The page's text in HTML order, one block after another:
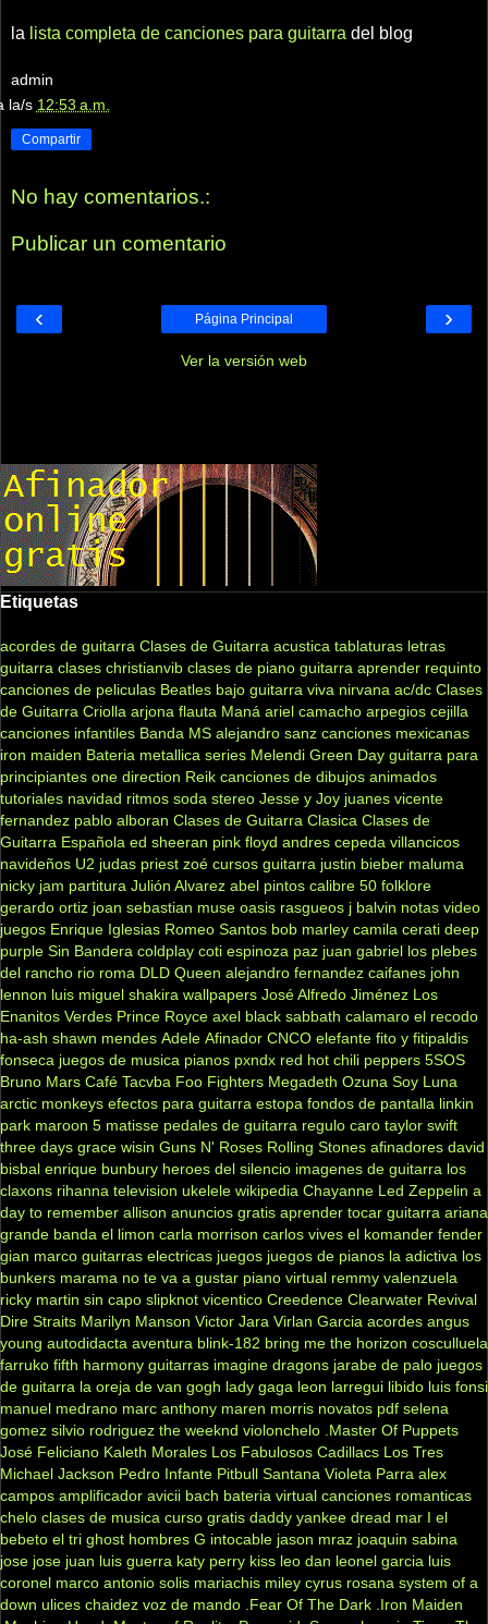
la lista completa de canciones para guitarra del blog
admin
la/s 12:53 a.m.
Compartir
No hay comentarios.:
Publicar un comentario
‹ ›
Página Principal
Ver la versión web
Etiquetas
acordes de guitarra Clases de Guitarra acustica tablaturas letras
guitarra clases christianvib clases de piano guitarra aprender requinto
canciones de peliculas Beatles bajo guitarra viva nirvana ac/dc Clases
de Guitarra Criolla arjona flauta Maná ariel camacho arpegios cejilla
canciones infantiles Banda MS alejandro sanz canciones mexicanas
iron maiden Bateria metallica series Melendi Green Day guitarra para
principiantes one direction Reik canciones de dibujos animados
tutoriales navidad ritmos soda stereo Jesse y Joy juanes vicente
fernandez pablo alboran Clases de Guitarra Clasica Clases de
Guitarra Española ed sheeran pink floyd andres cepeda villancicos
navideños U2 judas priest zoé cursos guitarra justin bieber maluma
nicky jam partitura Julión Alvarez abel pintos calibre 50 folklore
gerardo ortiz joan sebastian muse oasis rasgueos j balvin notas video
juegos Enrique Iglesias Romeo Santos bob marley camila cerati deep
purple Sin Bandera coldplay coti espinoza paz juan gabriel los plebes
del rancho rio roma DLD Queen alejandro fernandez caifanes john
lennon luis miguel shakira wallpapers José Alfredo Jiménez Los
Enanitos Verdes Prince Royce axel black sabbath calamaro el recodo
ha-ash shawn mendes Adele Afinador CNCO elefante fito y fitipaldis
fonseca juegos de musica pianos pxndx red hot chili peppers 5SOS
Bruno Mars Café Tacvba Foo Fighters Megadeth Ozuna Soy Luna
arctic monkeys efectos para guitarra estopa fondos de pantalla linkin
park maroon 5 matisse pedales de guitarra regulo caro taylor swift
three days grace wisin Guns N' Roses Rolling Stones afinadores david
bisbal enrique bunbury heroes del silencio imagenes de guitarra los
claxons rihanna television ukelele wikipedia Chayanne Led Zeppelin a
day to remember allison anuncios gratis aprender tocar guitarra ariana
grande banda el limon carla morrison carlos vives el komander fender
gian marco guitarras electricas juegos juegos de pianos la adictiva los
bunkers marama no te va a gustar piano virtual remmy valenzuela
ricky martin sin capo slipknot vicentico Creedence Clearwater Revival
Dire Straits Marilyn Manson Victor Jara Virlan Garcia acordes angus
young autodidacta aventura blink-182 bring me the horizon cosculluela
farruko fifth harmony guitarras imagine dragons jarabe de palo juegos
de guitarra la oreja de van gogh lady gaga leon larregui libido luis fonsi
manuel medrano marc anthony maren morris novatos pdf selena
gomez silvio rodriguez the weeknd violonchelo .Master Of Puppets
José Feliciano Kaleth Morales Los Fabulosos Cadillacs Los Tres
Michael Jackson Pedro Infante Pitbull Santana Violeta Parra alex
campos amplificador avicii bach bateria virtual canciones romanticas
chelo clases de musica curso gratis daddy yankee dread mar I el
bebeto el tri ghost hombres G intocable jason mraz joaquin sabina
jose jose juan luis guerra katy perry kiss leo dan leonel garcia luis
coronel marco antonio solis mariachis miley cyrus rosana system of a
down ulices chaidez voz de mando .Fear Of The Dark .Iron Maiden